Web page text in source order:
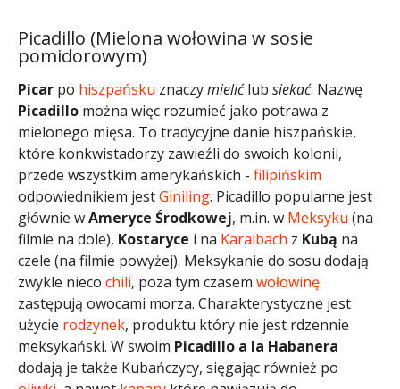
Picadillo (Mielona wołowina w sosie
pomidorowym)
Picar po hiszpańsku znaczymielićlub siekać. Nazwę
Picadillo można więc rozumieć jako potrawa z
mielonego mięsa. To tradycyjne danie hiszpańskie,
które konkwistadorzy zawieźli do swoich kolonii,
przede wszystkim amerykańskich - filipińskim
odpowiednikiem jestGiniling. Picadillo popularne jest
głównie wAmeryce Środkowej, m.in. w Meksyku (na
filmie na dole), Kostaryce i na Karaibach z Kubą na
czele (na filmie powyżej). Meksykanie do sosu dodają
zwykle nieco chili, poza tym czasem wołowinę
zastępują owocami morza. Charakterystyczne jest
użycie rodzynek, produktu który nie jest rdzennie
meksykański. W swoim Picadillo a la Habanera
dodają je także Kubańczycy, sięgając również po